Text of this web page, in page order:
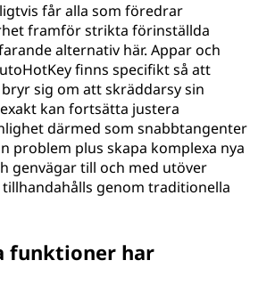
får alla som föredrar
framför strikta förinställda
alternativ här. Appar och
finns specifikt så att
sig om att skräddarsy sin
kan fortsätta justera
därmed som snabbtangenter
problem plus skapa komplexa nya
genvägar till och med utöver
genom traditionella
funktioner har